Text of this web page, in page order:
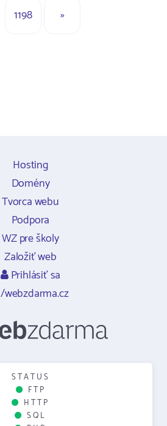
1198 »
Hosting
Domény
Tvorca webu
Podpora
WZ pre školy
Založiť web
Prihlásiť sa
/webzdarma.cz
STATUS
FTP
HTTP
SQL